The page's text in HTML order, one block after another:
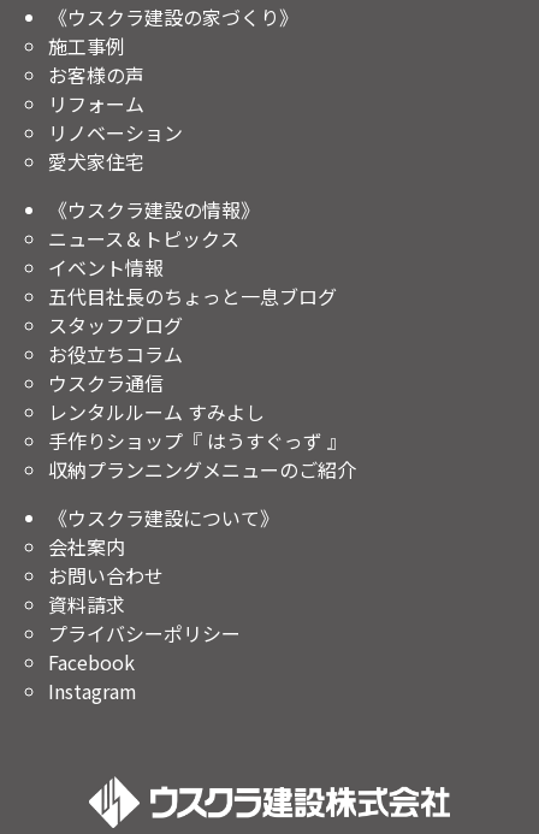
《ウスクラ建設の家づくり》
施工事例
お客様の声
リフォーム
リノベーション
愛犬家住宅
《ウスクラ建設の情報》
ニュース＆トピックス
イベント情報
五代目社長のちょっと一息ブログ
スタッフブログ
お役立ちコラム
ウスクラ通信
レンタルルーム すみよし
手作りショップ『 はうすぐっず 』
収納プランニングメニューのご紹介
《ウスクラ建設について》
会社案内
お問い合わせ
資料請求
プライバシーポリシー
Facebook
Instagram